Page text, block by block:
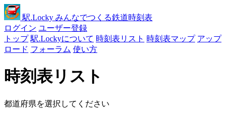
駅.Locky みんなでつくる鉄道時刻表
ログイン ユーザー登録
トップ 駅.Lockyについて 時刻表リスト 時刻表マップ アップ
ロード フォーラム 使い方
時刻表リスト
都道府県を選択してください